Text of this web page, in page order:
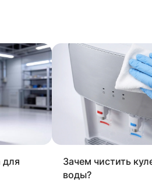
для
Зачем чистить
воды?